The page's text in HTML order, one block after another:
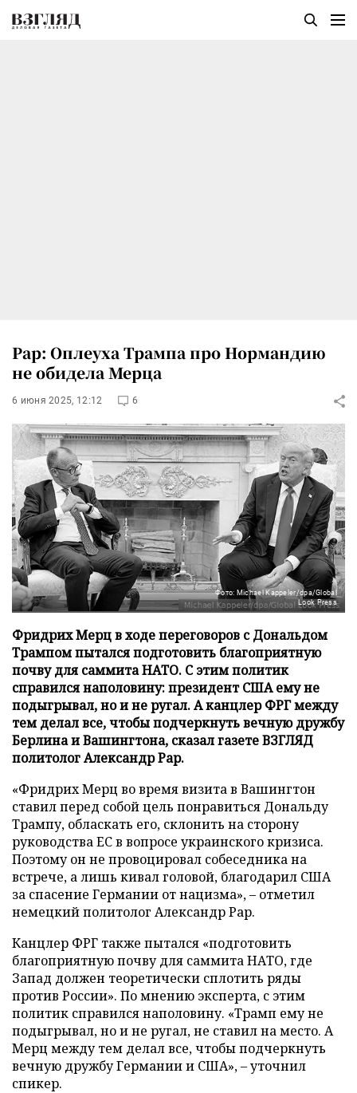
Рар: Оплеуха Трампа про Нормандию
не обидела Мерца
6 июня 2025, 12:12 6
Фото: Michael Kappeler/dpa/Global
Look Press
Фридрих Мерц в ходе переговоров с Дональдом
Трампом пытался подготовить благоприятную
почву для саммита НАТО. С этим политик
справился наполовину: президент США ему не
подыгрывал, но и не ругал. А канцлер ФРГ между
тем делал все, чтобы подчеркнуть вечную дружбу
Берлина и Вашингтона, сказал газете ВЗГЛЯД
политолог Александр Рар.
«Фридрих Мерц во время визита в Вашингтон
ставил перед собой цель понравиться Дональду
Трампу, обласкать его, склонить на сторону
руководства ЕС в вопросе украинского кризиса.
Поэтому он не провоцировал собеседника на
встрече, а лишь кивал головой, благодарил США
за спасение Германии от нацизма», – отметил
немецкий политолог Александр Рар.
Канцлер ФРГ также пытался «подготовить
благоприятную почву для саммита НАТО, где
Запад должен теоретически сплотить ряды
против России». По мнению эксперта, с этим
политик справился наполовину. «Трамп ему не
подыгрывал, но и не ругал, не ставил на место. А
Мерц между тем делал все, чтобы подчеркнуть
вечную дружбу Германии и США», – уточнил
спикер.